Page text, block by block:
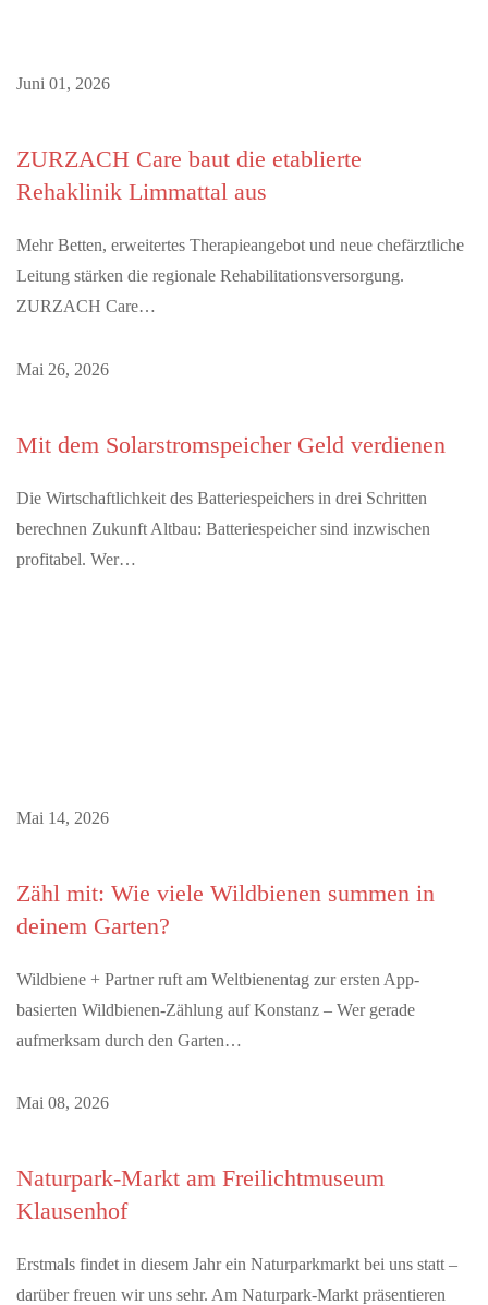
Juni 01, 2026
ZURZACH Care baut die etablierte
Rehaklinik Limmattal aus
Mehr Betten, erweitertes Therapieangebot und neue chefärztliche
Leitung stärken die regionale Rehabilitationsversorgung.
ZURZACH Care…
Mai 26, 2026
Mit dem Solarstromspeicher Geld verdienen
Die Wirtschaftlichkeit des Batteriespeichers in drei Schritten
berechnen Zukunft Altbau: Batteriespeicher sind inzwischen
profitabel. Wer…
Mai 14, 2026
Zähl mit: Wie viele Wildbienen summen in
deinem Garten?
Wildbiene + Partner ruft am Weltbienentag zur ersten App-
basierten Wildbienen-Zählung auf Konstanz – Wer gerade
aufmerksam durch den Garten…
Mai 08, 2026
Naturpark-Markt am Freilichtmuseum
Klausenhof
Erstmals findet in diesem Jahr ein Naturparkmarkt bei uns statt –
darüber freuen wir uns sehr. Am Naturpark-Markt präsentieren